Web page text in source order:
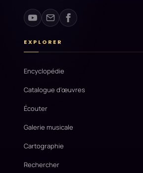
EXPLORER
Encyclopédie
Catalogue d'œuvres
Écouter
Galerie musicale
Cartographie
Rechercher